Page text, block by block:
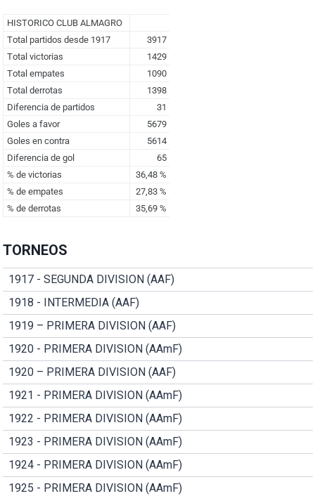
TORNEOS
1917 - SEGUNDA DIVISION (AAF)
1918 - INTERMEDIA (AAF)
1919 – PRIMERA DIVISION (AAF)
1920 - PRIMERA DIVISION (AAmF)
1920 – PRIMERA DIVISION (AAF)
1921 - PRIMERA DIVISION (AAmF)
1922 - PRIMERA DIVISION (AAmF)
1923 - PRIMERA DIVISION (AAmF)
1924 - PRIMERA DIVISION (AAmF)
1925 - PRIMERA DIVISION (AAmF)